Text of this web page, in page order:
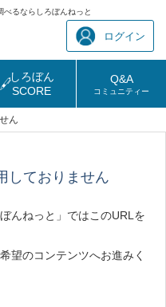
るならしろぼんねっと
ログイン
しろぼん
SCORE
Q&A
コミュニティー
ん
しておりません
んねっと」ではこのURLを
望のコンテンツへお進みく